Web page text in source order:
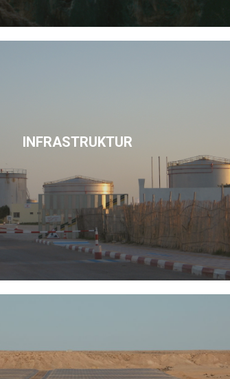
INFRASTRUKTUR